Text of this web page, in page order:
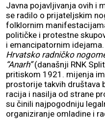
Javna pojavljivanja ovih i
se radilo o prijateljskim
folklornim
političke i protestne
i emancipatornim
Hrvatsko radničko
“Anarh”(današnji RNK
pritiskom 1921. mijenja
prostorije takvih društava
racija i nasilja od strane
su činili najpogodniju
organiziranje omladine i